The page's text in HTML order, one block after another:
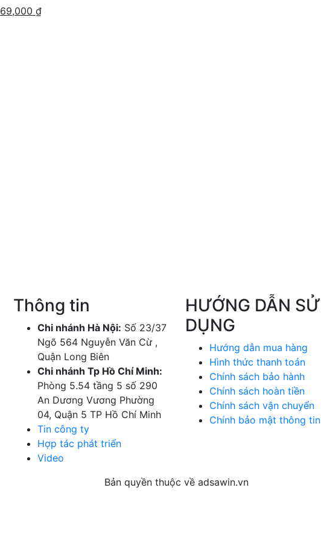
Giá
69,000 ₫Giá
Thông tin
Chi nhánh Hà Nội: Số 23/37
Ngõ 564 Nguyễn Văn Cừ ,
Quận Long Biên
Chi nhánh Tp Hồ Chí Minh:
Phòng 5.54 tầng 5 số 290
An Dương Vương Phường
04, Quận 5 TP Hồ Chí Minh
Tin công ty
Hợp tác phát triển
Video
HƯỚNG DẪN SỬ
DỤNG
Hướng dẫn mua hàng
Hình thức thanh toán
Chính sách bảo hành
Chính sách hoàn tiền
Chính sách vận chuyển
Chính bảo mật thông tin
Bản quyền thuộc về adsawin.vn